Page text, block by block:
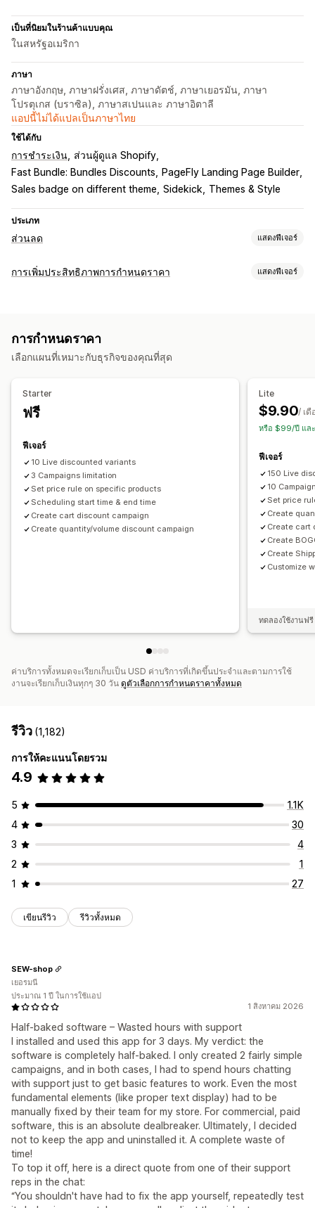
เป็นที่นิยมในร้านค้าแบบคุณ
ในสหรัฐอเมริกา
ภาษา
ภาษาอังกฤษ, ภาษาฝรั่งเศส, ภาษาดัตช์, ภาษาเยอรมัน, ภาษา
โปรตุเกส (บราซิล), ภาษาสเปนและ ภาษาอิตาลี
แอปนี้ไม่ได้แปลเป็นภาษาไทย
ใช้ได้กับ
การชำระเงิน ส่วนผู้ดูแล Shopify
Fast Bundle: Bundles Discounts
PageFly Landing Page Builder
Sales badge on different theme Sidekick Themes & Style
ประเภท
ส่วนลด แสดงฟีเจอร์
ประเภทส่วนลด
ส่วนลดจำนวนมาก
การกำหนดราคาค้าส่ง
ส่วนลดในตะกร้าสินค้า
เช็คเอาท์ส่วนลด
ส่วนลดเพิ่มยอดขาย
แบนเนอร์
การกำหนดราคาแบบไดนามิก
การจัดการส่วนลด
การแก้ไขจำนวนมาก แคมเปญ
การทำงานอัตโนมัติ การกำหนดเป้าหมาย
การกรอง
การรายงาน การวิเคราะห์
การเพิ่มประสิทธิภาพการกำหนดราคา แสดงฟีเจอร์
ส่วนลดตามปริมาณ ส่วนลดตามระดับ
การกำหนดราคาแบบกำหนดเอง แฟลชเซลล์
การตรวจสอบ
การกำหนดราคา
เลือกแผนที่เหมาะกับธุรกิจของคุณที่สุด
Starter
ฟรี
ฟีเจอร์
10 Live discounted variants
3 Campaigns limitation
Set price rule on specific products
Scheduling start time & end time
Create cart discount campaign
Create quantity/volume discount campaign
Lite
$9.90/ เดื
หรือ $99/ปี แล
ฟีเจอร์
150 Live
10
Set price
Create
Create cart
Create
Create
Customize
ทดลองใช้งานฟ
ค่าบริการทั้งหมดจะเรียกเก็บเป็น USD ค่าบริการที่เกิดขึ้นประจำและตามการใช้
งานจะเรียกเก็บเงินทุกๆ 30 วัน ดูตัวเลือกการกำหนดราคาทั้งหมด
รีวิว (1,182)
การให้คะแนนโดยรวม
4.9
5
1.1K
4
30
3
4
2
1
1
27
เขียนรีวิว รีวิวทั้งหมด
1 สิงหาคม 2026
Half-baked software – Wasted hours with support
I installed and used this app for 3 days. My verdict: the
software is completely half-baked. I only created 2 fairly simple
campaigns, and in both cases, I had to spend hours chatting
with support just to get basic features to work. Even the most
fundamental elements (like proper text display) had to be
manually fixed by their team for my store. For commercial, paid
software, this is an absolute dealbreaker. Ultimately, I decided
not to keep the app and uninstalled it. A complete waste of
time!
To top it off, here is a direct quote from one of their support
reps in the chat:
“You shouldn't have had to fix the app yourself, repeatedly test
SEW-shop
เยอรมนี
ประมาณ 1 ปี ในการใช้แอป